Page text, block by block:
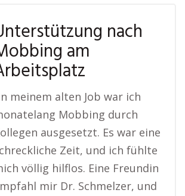
nach
am
meinem alten Job war ich
Mobbing durch
ausgesetzt. Es war eine
Zeit, und ich fühlte
völlig hilflos. Eine Freundin
mir Dr. Schmelzer, und